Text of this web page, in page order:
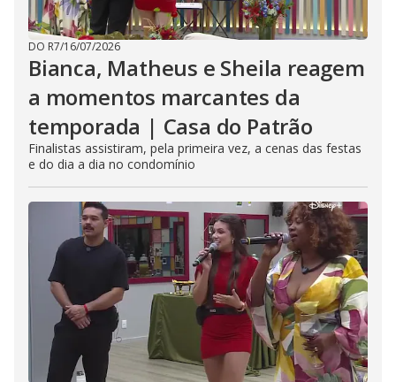
DO R7/16/07/2026
Bianca, Matheus e Sheila reagem
a momentos marcantes da
temporada | Casa do Patrão
Finalistas assistiram, pela primeira vez, a cenas das festas
e do dia a dia no condomínio